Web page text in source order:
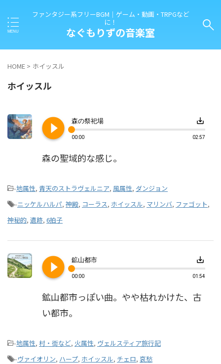
ファンタジー系フリーBGM｜ゲーム・動画・TRPGなど
に！
なぐもりずの音楽室
HOME > ホイッスル
ホイッスル
play_circle_filled 森の祭祀場 save_alt
00:00 02:57
森の聖域的な感じ。
-地属性, 青天のストラヴェルニア, 風属性, ダンジョン
-ニッケルハルパ, 神殿, コーラス, ホイッスル, マリンバ, ファゴット,
神秘的, 遺跡, 6拍子
play_circle_filled 鉱山都市 save_alt
00:00 01:54
鉱山都市っぽい曲。やや枯れかけた、古
い都市。
-地属性, 村・街など, 火属性, ヴェルスティア旅行記
-ヴァイオリン, ハープ, ホイッスル, チェロ, 哀愁